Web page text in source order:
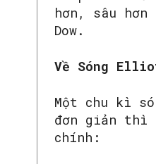
hơn, sâu
Dow.
Về Sóng
Một chu kì
đơn giản thì
chính: